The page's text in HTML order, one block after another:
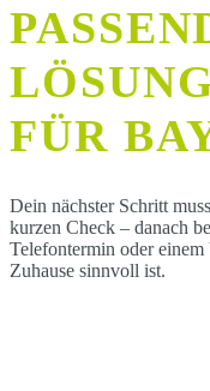
FÜR
Dein nächster Schritt
kurzen Check – danach
Telefontermin oder
Zuhause sinnvoll ist.